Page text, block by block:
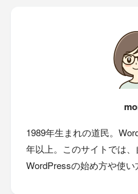
1989年生まれの道民。
年以上。このサイトでは、
WordPressの始め方や使い